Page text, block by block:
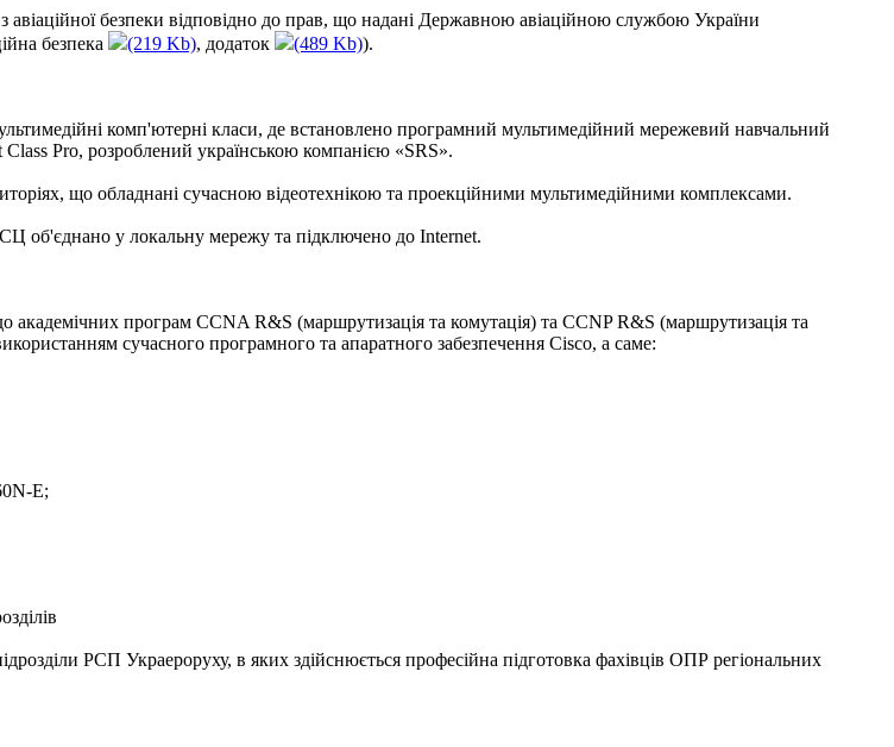
безпеки відповідно до прав, що надані Державною авіаційною службою України
безпека
(219 Kb), додаток (489 Kb)).
комп'ютерні класи, де встановлено програмний мультимедійний мережевий навчальний
Pro, розроблений українською компанією «SRS».
що обладнані сучасною відеотехнікою та проекційними мультимедійними комплексами.
об'єднано у локальну мережу та підключено до Internet.
академічних програм CCNA R&S (маршрутизація та комутація) та CCNP R&S (маршрутизація та
сучасного програмного та апаратного забезпечення Cisco, а саме:
E;
РСП Украероруху, в яких здійснюється професійна підготовка фахівців ОПР регіональних